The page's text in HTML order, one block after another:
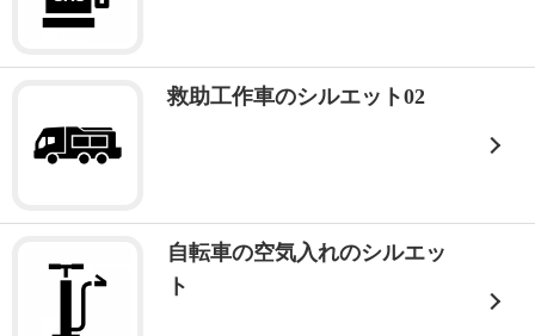
救助工作車のシルエット02
自転車の空気入れのシルエッ
ト